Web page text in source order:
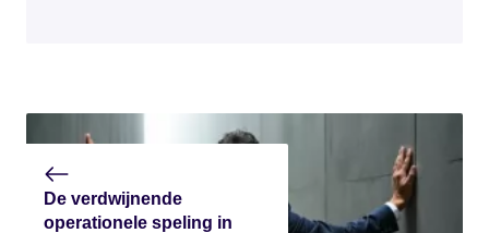
De verdwijnende
operationele speling in